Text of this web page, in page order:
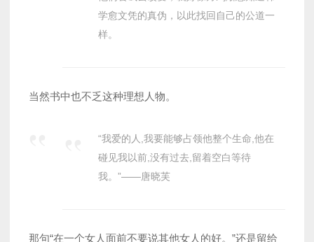
学愈文凭的真伪，以此找回自己的公道一
样。
当然书中也不乏这种理想人物。
“我爱的人,我要能够占领他整个生命,他在
碰见我以前,没有过去,留着空白等待
我。”——唐晓芙
那句“在一个女人面前不要说其他女人的好。”还是留给